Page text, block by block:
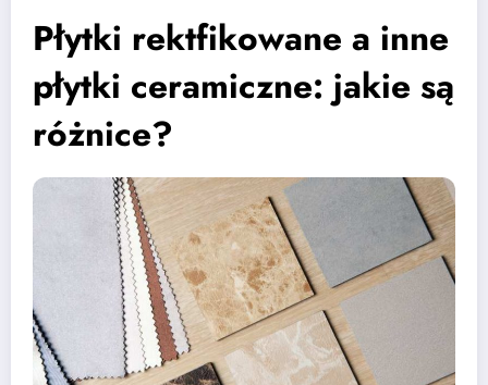
Płytki rektfikowane a inne
płytki ceramiczne: jakie są
różnice?